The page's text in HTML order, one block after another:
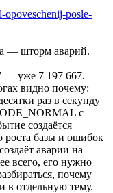
opoveschenij-posle-
— шторм аварий.
— уже 7 197 667.
видно почему:
раз в секунду
с
создаётся
роста базы и ошибок
аварии на
всего, его нужно
почему
в отдельную тему.